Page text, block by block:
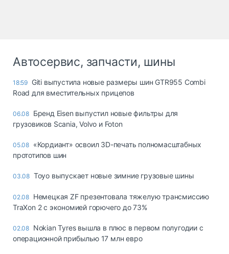
Автосервис, запчасти, шины
18:59 Giti выпустила новые размеры шин GTR955 Combi
Road для вместительных прицепов
06.08 Бренд Eisen выпустил новые фильтры для
грузовиков Scania, Volvo и Foton
05.08 «Кордиант» освоил 3D-печать полномасштабных
прототипов шин
03.08 Toyo выпускает новые зимние грузовые шины
02.08 Немецкая ZF презентовала тяжелую трансмиссию
TraXon 2 с экономией горючего до 73%
02.08 Nokian Tyres вышла в плюс в первом полугодии с
операционной прибылью 17 млн евро